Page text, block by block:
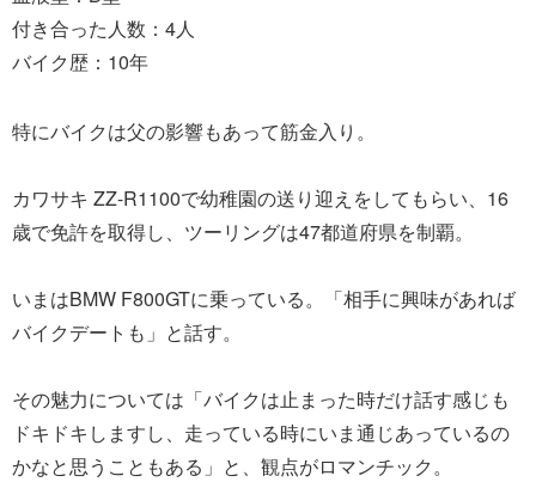
付き合った人数：4人
バイク歴：10年
特にバイクは父の影響もあって筋金入り。
カワサキ ZZ-R1100で幼稚園の送り迎えをしてもらい、16
歳で免許を取得し、ツーリングは47都道府県を制覇。
いまはBMW F800GTに乗っている。「相手に興味があれば
バイクデートも」と話す。
その魅力については「バイクは止まった時だけ話す感じも
ドキドキしますし、走っている時にいま通じあっているの
かなと思うこともある」と、観点がロマンチック。